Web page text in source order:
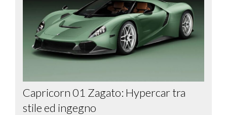
Capricorn 01 Zagato: Hypercar tra
stile ed ingegno